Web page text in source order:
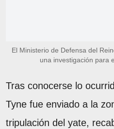
El Ministerio de Defensa del
una investigación para
Tras conocerse lo
Tyne fue enviado a la
tripulación del yate,